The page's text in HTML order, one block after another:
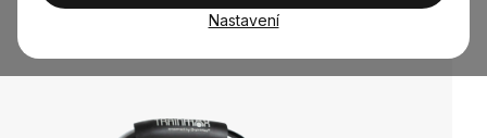
Nastavení
produktu
z